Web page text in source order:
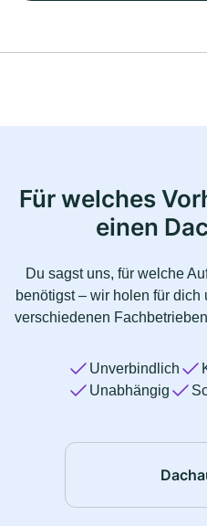
Für welches
einen
Du sagst uns, für welche
benötigst – wir holen für
verschiedenen
Unverbindlich
Unabhängig